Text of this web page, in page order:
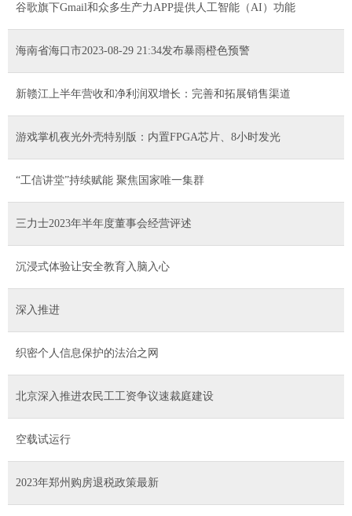
谷歌旗下Gmail和众多生产力APP提供人工智能（AI）功能
海南省海口市2023-08-29 21:34发布暴雨橙色预警
新赣江上半年营收和净利润双增长：完善和拓展销售渠道
游戏掌机夜光外壳特别版：内置FPGA芯片、8小时发光
“工信讲堂”持续赋能 聚焦国家唯一集群
三力士2023年半年度董事会经营评述
沉浸式体验让安全教育入脑入心
深入推进
织密个人信息保护的法治之网
北京深入推进农民工工资争议速裁庭建设
空载试运行
2023年郑州购房退税政策最新